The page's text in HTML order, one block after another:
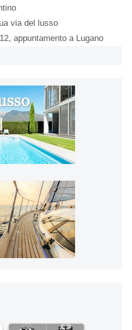
via del lusso
appuntamento a Lugano